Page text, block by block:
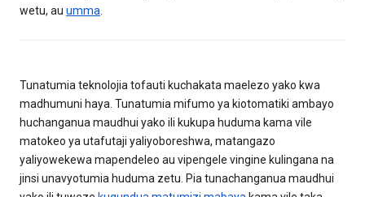
wetu, au umma
Tunatumia teknolojia tofauti kuchakata maelezo yako kwa
madhumuni haya. Tunatumia mifumo ya kiotomatiki ambayo
huchanganua maudhui yako ili kukupa huduma kama vile
matokeo ya utafutaji yaliyoboreshwa, matangazo
yaliyowekewa mapendeleo au vipengele vingine kulingana na
jinsi unavyotumia huduma zetu. Pia tunachanganua maudhui